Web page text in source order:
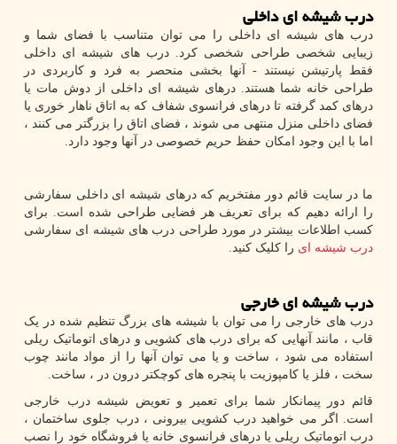
درب شیشه ای داخلی
درب های شیشه ای داخلی را می توان متناسب با فضای شما و
زیبایی شخصی طراحی شخصی کرد. درب های شیشه ای داخلی
فقط پارتیشن نیستند - آنها بخشی منحصر به فرد و کاربردی در
طراحی خانه شما هستند. درهای شیشه ای داخلی از دوش مات یا
درهای کمد گرفته تا درهای فرانسوی شفاف که به اتاق ناهار خوری یا
فضای داخلی منزل منتهی می شوند ، فضای اتاق را بزرگتر می کنند ،
اما با این وجود امکان حفظ حریم خصوصی در آنها وجود دارد.
ما در سایت قائم دور مفتخریم که درهای شیشه ای داخلی سفارشی
را ارائه دهیم که برای تعریف هر فضایی طراحی شده است. برای
کسب اطلاعات بیشتر در مورد طراحی درب های شیشه ای سفارشی
درب شیشه ای را کلیک کنید.
درب شیشه ای خارجی
درب های خارجی را می توان با شیشه های بزرگ تنظیم شده در یک
قاب ، مانند آنهایی که برای درب های کشویی و درهای اتوماتیک ریلی
استفاده می شود ، ساخت و یا می توان آنها را از مواد مانند چوب
سخت ، فلز یا کامپوزیت با پنجره های کوچکتر درون در ، ساخت.
قائم دور پیمانکار شما برای تعمیر و تعویض شیشه درب خارجی
است. اگر می خواهید درب کشویی بیرونی ، درب جلوی ساختمان ،
درب اتوماتیک ریلی یا درهای فرانسوی خانه یا فروشگاه خود را نصب